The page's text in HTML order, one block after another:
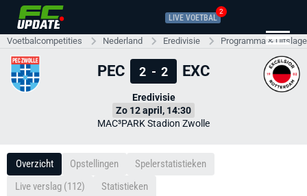
LIVE VOETBAL
2
Voetbalcompetities Nederland Eredivisie Programma &
PEC 2 - 2 EXC
Eredivisie
Zo 12 april, 14:30
MAC³PARK Stadion Zwolle
Overzicht Opstellingen
Spelerstatistieken
Live verslag (112)
Statistieken